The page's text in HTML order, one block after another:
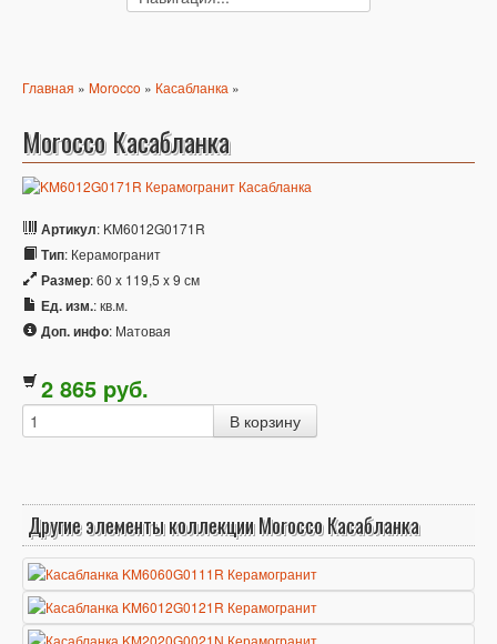
Главная » Morocco » Касабланка »
Morocco Касабланка
Артикул: KM6012G0171R
Тип: Керамогранит
Размер: 60 x 119,5 x 9 см
Ед. изм.: кв.м.
Доп. инфо: Матовая
2 865 pуб.
Другие элементы коллекции Morocco Касабланка